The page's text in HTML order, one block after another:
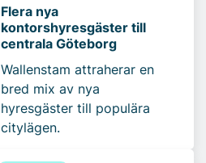
Flera nya
kontorshyresgäster till
centrala Göteborg
Wallenstam attraherar en
bred mix av nya
hyresgäster till populära
citylägen.